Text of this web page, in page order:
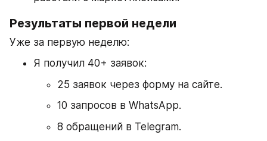
Результаты первой недели
Уже за первую неделю:
Я получил 40+ заявок:
25 заявок через форму на сайте.
10 запросов в WhatsApp.
8 обращений в Telegram.